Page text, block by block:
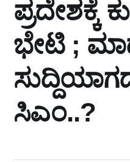
ಪ್ರದೇಶಕ್ಕೆ
ಭೇಟಿ ;
ಸಿಎಂ..?